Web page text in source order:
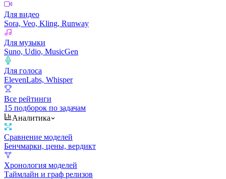
Для видео
Sora, Veo, Kling, Runway
Для музыки
Suno, Udio, MusicGen
Для голоса
ElevenLabs, Whisper
Все рейтинги
15 подборок по задачам
Аналитика
Сравнение моделей
Бенчмарки, цены, вердикт
Хронология моделей
Таймлайн и граф релизов